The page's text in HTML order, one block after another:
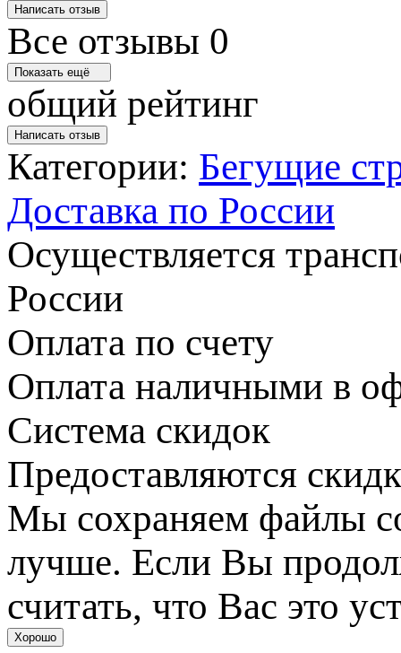
Написать отзыв
Все отзывы 0
Показать ещё
общий рейтинг
Написать отзыв
Категории: Бегущие
Доставка по России
Осуществляется
России
Оплата по счету
Оплата наличными в
Система скидок
Предоставляются
Мы сохраняем файлы
лучше. Если Вы
считать, что Вас это
Хорошо